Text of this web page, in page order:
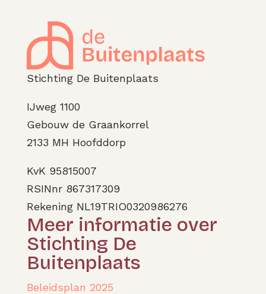
Stichting De Buitenplaats
IJweg 1100
Gebouw de Graankorrel
2133 MH Hoofddorp
KvK 95815007
RSINnr 867317309
Rekening NL19TRIO0320986276
Meer informatie over
Stichting De
Buitenplaats
Beleidsplan 2025